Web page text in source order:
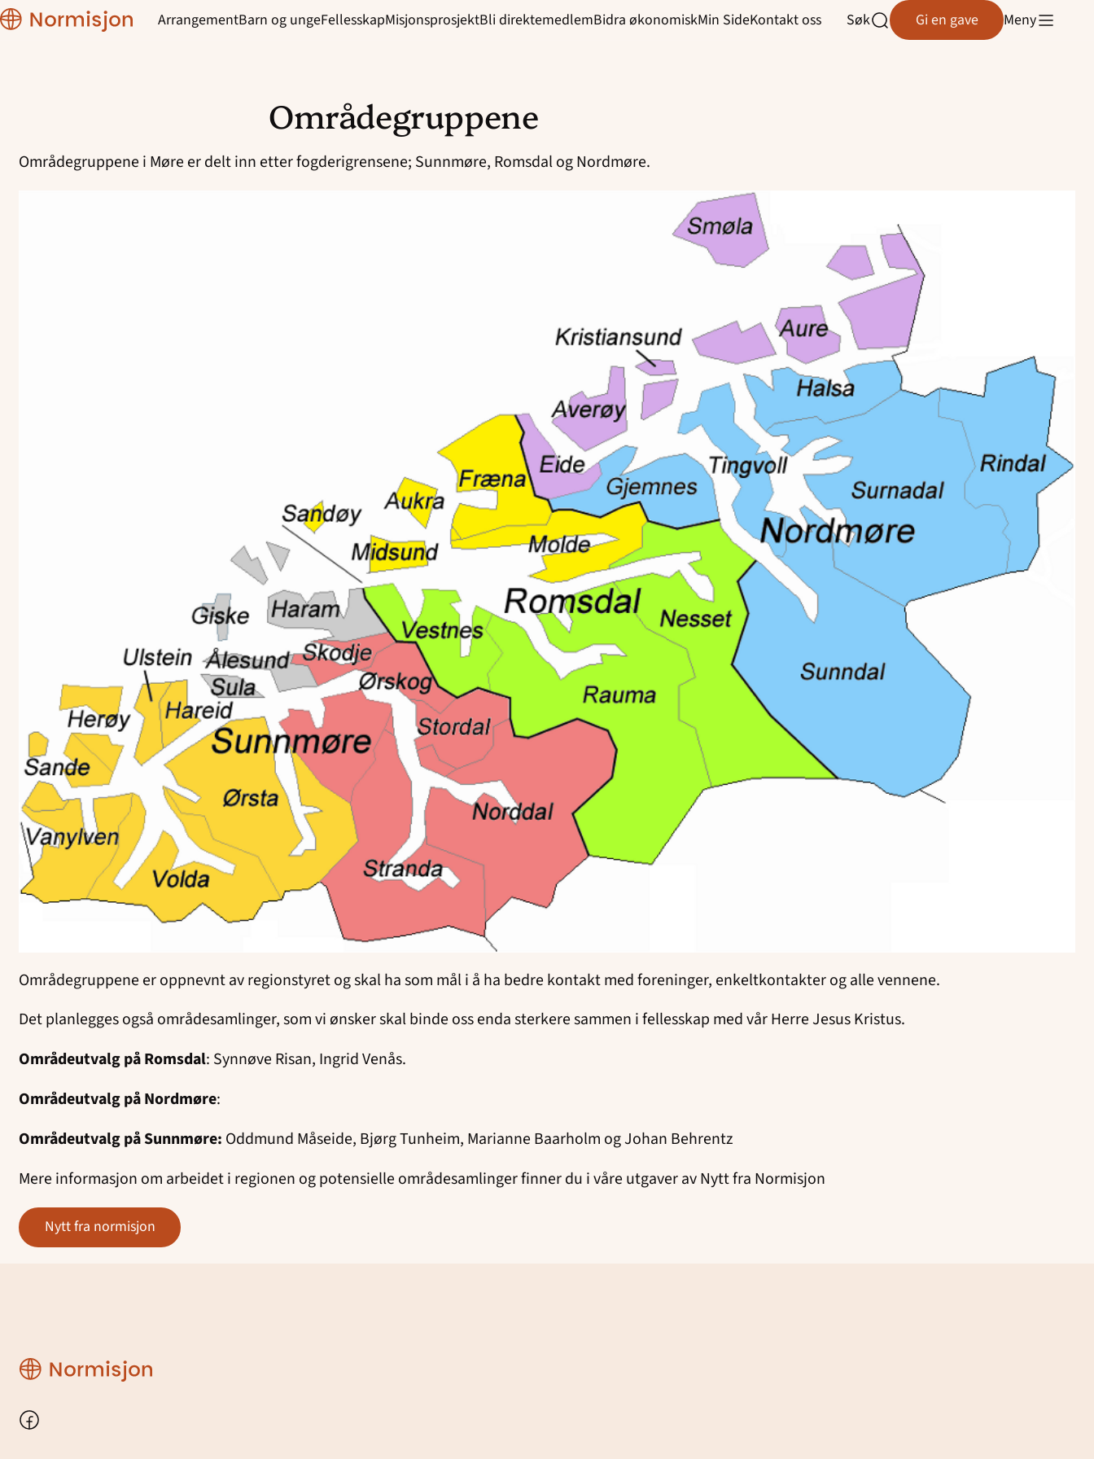
innhold
Region
Møre ArrangementBarn og ungeFellesskapMisjonsprosjektBli direktemedlemBidra økonomiskMin SideKontakt oss
Åpne
Søk Gi en gave Meny
Områdegruppene
Områdegruppene i Møre er delt inn etter fogderigrensene; Sunnmøre, Romsdal og Nordmøre.
Områdegruppene er oppnevnt av regionstyret og skal ha som mål i å ha bedre kontakt med foreninger, enkeltkontakter og alle vennene.
Det planlegges også områdesamlinger, som vi ønsker skal binde oss enda sterkere sammen i fellesskap med vår Herre Jesus Kristus.
Områdeutvalg på Romsdal: Synnøve Risan, Ingrid Venås.
Områdeutvalg på Nordmøre:
Områdeutvalg på Sunnmøre: Oddmund Måseide, Bjørg Tunheim, Marianne Baarholm og Johan Behrentz
Mere informasjon om arbeidet i regionen og potensielle områdesamlinger finner du i våre utgaver av Nytt fra Normisjon
nytt fra normisjon
Region
Møre
Facebook